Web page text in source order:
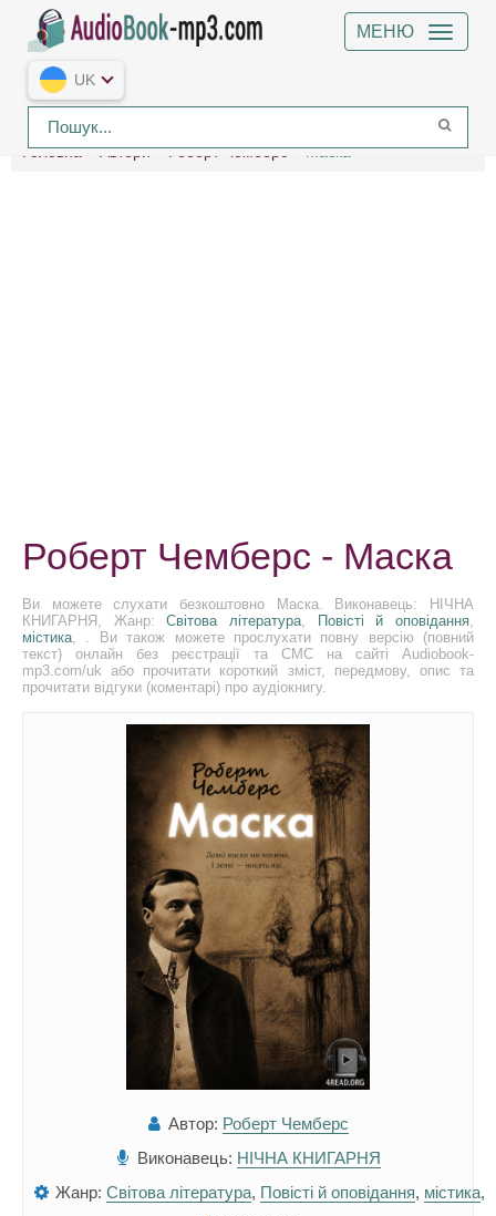
МЕНЮ
UK
Головна Автори Роберт Чемберс Маска
Роберт Чемберс - Маска
Ви можете слухати безкоштовно Маска. Виконавець: НІЧНА
КНИГАРНЯ, Жанр:Світова література, Повісті й оповідання,
містика, . Ви також можете прослухати повну версію (повний
текст) онлайн без реєстрації та СМС на сайті Audiobook-
mp3.com/uk або прочитати короткий зміст, передмову, опис та
прочитати відгуки (коментарі) про аудіокнигу.
Автор: Роберт Чемберс
Виконавець: НІЧНА КНИГАРНЯ
Жанр: Світова література, Повісті й оповідання, містика,